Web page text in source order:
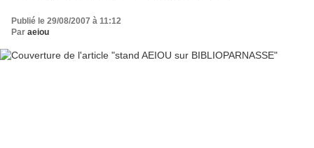
Publié le 29/08/2007 à 11:12
Par aeiou